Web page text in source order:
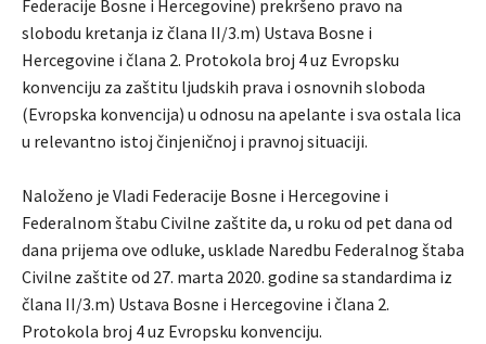
Federacije Bosne i Hercegovine) prekršeno pravo na
slobodu kretanja iz člana II/3.m) Ustava Bosne i
Hercegovine i člana 2. Protokola broj 4 uz Evropsku
konvenciju za zaštitu ljudskih prava i osnovnih sloboda
(Evropska konvencija) u odnosu na apelante i sva ostala lica
u relevantno istoj činjeničnoj i pravnoj situaciji.
Naloženo je Vladi Federacije Bosne i Hercegovine i
Federalnom štabu Civilne zaštite da, u roku od pet dana od
dana prijema ove odluke, usklade Naredbu Federalnog štaba
Civilne zaštite od 27. marta 2020. godine sa standardima iz
člana II/3.m) Ustava Bosne i Hercegovine i člana 2.
Protokola broj 4 uz Evropsku konvenciju.